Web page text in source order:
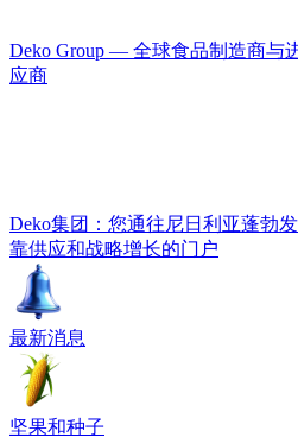
Deko Group — 全球食品制造商与
应商
Deko集团：您通往尼日利亚蓬勃
靠供应和战略增长的门户
最新消息
坚果和种子